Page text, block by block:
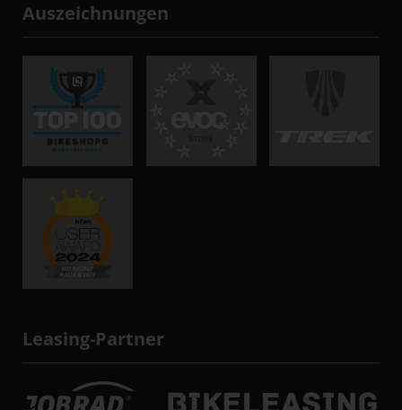
Auszeichnungen
Leasing-Partner